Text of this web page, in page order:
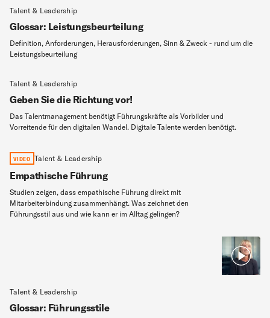
VIDEO Talent & Leadership
Empathische Führung
Studien zeigen, dass empathische Führung direkt mit
Mitarbeiterbindung zusammenhängt. Was zeichnet den
Führungsstil aus und wie kann er im Alltag gelingen?
Talent & Leadership
Geben Sie die Richtung vor!
Das Talentmanagement benötigt Führungskräfte als Vorbilder und
Vorreitende für den digitalen Wandel. Digitale Talente werden benötigt.
Talent & Leadership
Glossar: Führungsstile
Talent & Leadership
Glossar: Leistungsbeurteilung
Definition, Anforderungen, Herausforderungen, Sinn & Zweck - rund um die
Leistungsbeurteilung